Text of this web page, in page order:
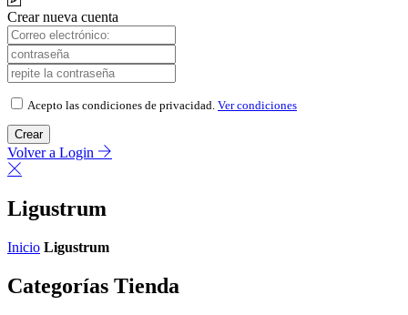
Crear nueva cuenta
Acepto las condiciones de privacidad. Ver condiciones
Crear
Volver a Login
Ligustrum
Inicio Ligustrum
Categorías Tienda